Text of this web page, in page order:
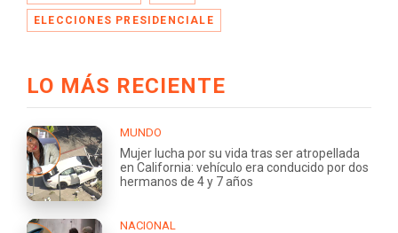
ELECCIONES PRESIDENCIALE
LO MÁS RECIENTE
MUNDO
Mujer lucha por su vida tras ser atropellada
en California: vehículo era conducido por dos
hermanos de 4 y 7 años
NACIONAL